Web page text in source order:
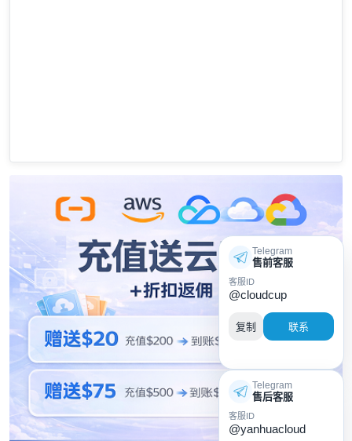
Telegram
售前客服
客服ID
@cloudcup
复制 联系
Telegram
售后客服
客服ID
@yanhuacloud